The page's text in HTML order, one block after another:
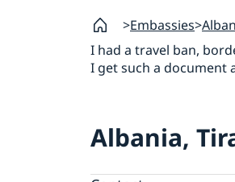
Embassies
I had a travel ban,
I get such a document
Albania,